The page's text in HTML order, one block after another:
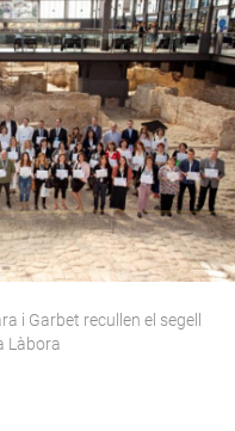
i Garbet recullen el segell
Làbora